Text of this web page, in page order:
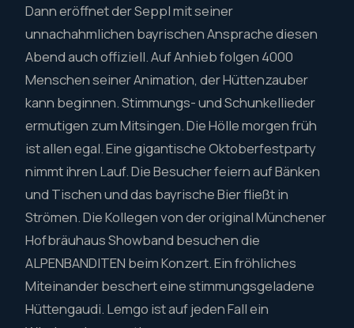
Dann eröffnet der Seppl mit seiner
unnachahmlichen bayrischen Ansprache diesen
Abend auch offiziell. Auf Anhieb folgen 4000
Menschen seiner Animation, der Hüttenzauber
kann beginnen. Stimmungs- und Schunkellieder
ermutigen zum Mitsingen. Die Hölle morgen früh
ist allen egal. Eine gigantische Oktoberfestparty
nimmt ihren Lauf. Die Besucher feiern auf Bänken
und Tischen und das bayrische Bier fließt in
Strömen. Die Kollegen von der original Münchener
Hofbräuhaus Showband besuchen die
ALPENBANDITEN beim Konzert. Ein fröhliches
Miteinander beschert eine stimmungsgeladene
Hüttengaudi. Lemgo ist auf jeden Fall ein